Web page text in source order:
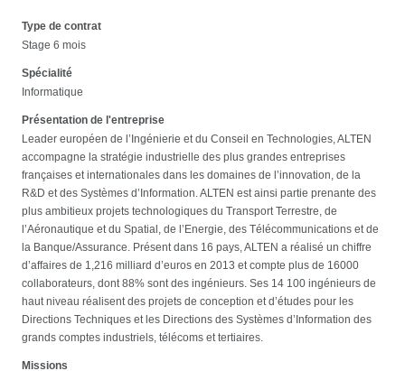
Type de contrat
Stage 6 mois
Spécialité
Informatique
Présentation de l'entreprise
Leader européen de l’Ingénierie et du Conseil en Technologies, ALTEN
accompagne la stratégie industrielle des plus grandes entreprises
françaises et internationales dans les domaines de l’innovation, de la
R&D et des Systèmes d’Information. ALTEN est ainsi partie prenante des
plus ambitieux projets technologiques du Transport Terrestre, de
l’Aéronautique et du Spatial, de l’Energie, des Télécommunications et de
la Banque/Assurance. Présent dans 16 pays, ALTEN a réalisé un chiffre
d’affaires de 1,216 milliard d’euros en 2013 et compte plus de 16000
collaborateurs, dont 88% sont des ingénieurs. Ses 14 100 ingénieurs de
haut niveau réalisent des projets de conception et d’études pour les
Directions Techniques et les Directions des Systèmes d’Information des
grands comptes industriels, télécoms et tertiaires.
Missions